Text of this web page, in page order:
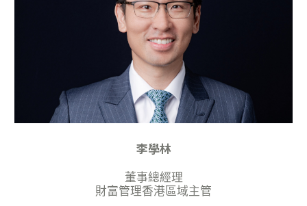
李學林
董事總經理
財富管理香港區域主管